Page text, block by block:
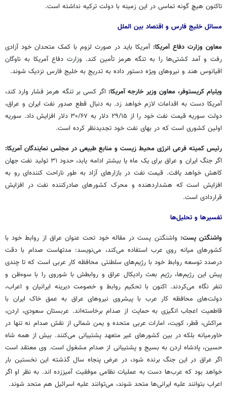
تاکنون هیچ گونه تماسی در این زمینه با دولت ترکیه نداشته است.
مسائل خلیج فارس و اقتصاد بین الملل
معاون وزارت دفاع آمریکا: آمریکا باید در صورت لزوم با کمک متحدان خود آزادی
رفت و آمد کشتی‌ها را به تنگه هرمز تأمین کند. وزارت دفاع آمریکا به ناوگان
اقیانوس هند و نیروهای ویژه دستور داده به تدریج به خلیج فارس نزدیک شوند.
ویلیام کریستوفر، معاون وزیر خارجه آمریکا: اگر کسی بر تنگه هرمز فشار وارد کند،
آمریکا دست به اقدامات لازم خواهد زد. به دنبال قطع صدور نفت ایران و عراق،
دولت سوریه قیمت نفت خود را از ۲۹/۱۵ دلار به ۳۰/۶۷ دلار افزایش داد. سوریه
اولین کشوری است که در بهای نفت خود تجدیدنظر کرده است.
رئیس کمیته فرعی انرژی محیط زیست و منابع طبیعی در مجلس نمایندگان آمریکا:
اگر جنگ ایران و عراق برای یک ماه یا بیشتر ادامه یابد، حدود ۳۱ تولید نفت جهان
کاهش خواهد یافت. قیمت نفت در بازارهای آزاد به طور ناراحت کننده‌ای رو به
افزایش است که هشداردهنده و محرک کشورهای صادرکننده نفت در افزایش
قراردادی است.
تفسیرها و تحلیل‌ها
واشنگتن پست: واشنگتن پست در مقاله خود تحت عنوان عراق از روابط خود با
کشورهای میانه روی عرب استفاده می‌کند، می‌نویسد: مدتهاست صدام با دقت
درصدد توسعه روابط خود با رژیم‌های سلطنتی محافظه کار عربی است که تا چندی
پیش این رژیم‌ها، رژیم بعث رادیکال عراق و روابطش با شوروی را با سوءظن و
تنفر نگاه می‌کردند. اکنون با تحکیم روابط و خصومت دیرینه ایرانیان و اعراب،
دولت‌های محافظه کار عرب با پیشروی نیروهای عراق به عمق خاک ایران با
قاطعیت اعجاب انگیزی به حمایت از صدام برخاسته‌اند. عربستان سعودی، اردن،
مراکش، قطر، کویت، امارات عربی متحده و یمن شمالی از نقش صدام نه تنها در
خاورمیانه بلکه در بین کشورهای غیر متعهد پشتیبانی می‌کنند. بیش از همه شاه
حسین، پادشاه اردن به بسیج و پشتیبانی از صدام مشغول است. وی معتقد است
اگر عراق در این جنگ برنده شود، در عرض پنجاه سال گذشته این نخستین بار
خواهد بود که عرب‌ها دست به عملیات نظامی موفقیت آمیززده اند. به نظر او اگر
اعراب بتوانند علیه ایرانی‌ها متحد شوند، می‌توانند علیه اسرائیل هم متحد شوند.